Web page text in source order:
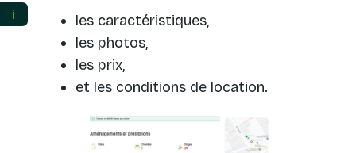
les caractéristiques,
les photos,
les prix,
et les conditions de location.
ℹ️